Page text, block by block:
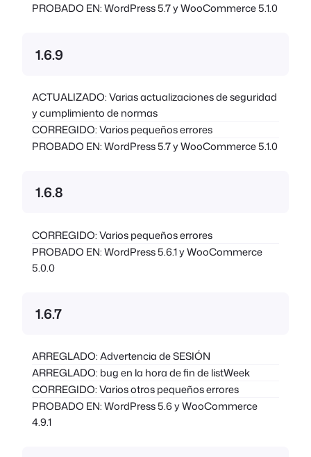
PROBADO EN: WordPress 5.7 y WooCommerce 5.1.0
1.6.9
ACTUALIZADO: Varias actualizaciones de seguridad
y cumplimiento de normas
CORREGIDO: Varios pequeños errores
PROBADO EN: WordPress 5.7 y WooCommerce 5.1.0
1.6.8
CORREGIDO: Varios pequeños errores
PROBADO EN: WordPress 5.6.1 y WooCommerce
5.0.0
1.6.7
ARREGLADO: Advertencia de SESIÓN
ARREGLADO: bug en la hora de fin de listWeek
CORREGIDO: Varios otros pequeños errores
PROBADO EN: WordPress 5.6 y WooCommerce
4.9.1